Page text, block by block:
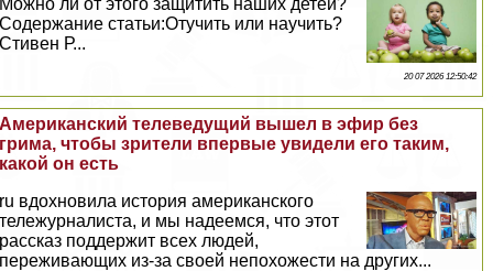
Содержание статьи:Отучить или научить?
Стивен Р...
20 07 2026 12:50:42
Американский телеведущий вышел в эфир без
грима, чтобы зрители впервые увидели его таким,
какой он есть
ru вдохновила история американского
тележурналиста, и мы надеемся, что этот
рассказ поддержит всех людей,
переживающих из-за своей непохожести на других...